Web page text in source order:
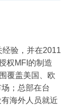
验，并在2011
权MFI的制造
覆盖美国、欧
；总部在台
海外人员就近